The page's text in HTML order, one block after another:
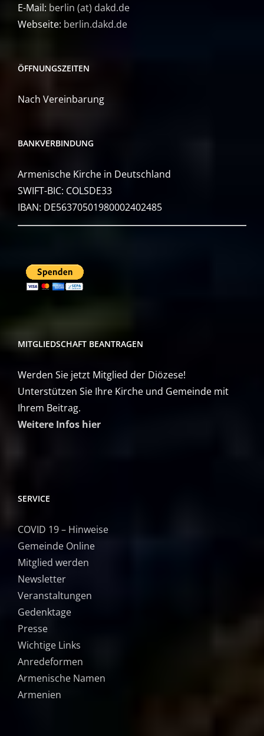
E-Mail: berlin (at) dakd.de
Webseite: berlin.dakd.de
ÖFFNUNGSZEITEN
Nach Vereinbarung
BANKVERBINDUNG
Armenische Kirche in Deutschland
SWIFT-BIC: COLSDE33
IBAN: DE56370501980002402485
MITGLIEDSCHAFT BEANTRAGEN
Werden Sie jetzt Mitglied der Diözese!
Unterstützen Sie Ihre Kirche und Gemeinde mit
Ihrem Beitrag.
Weitere Infos hier
SERVICE
COVID 19 – Hinweise
Gemeinde Online
Mitglied werden
Newsletter
Veranstaltungen
Gedenktage
Presse
Wichtige Links
Anredeformen
Armenische Namen
Armenien